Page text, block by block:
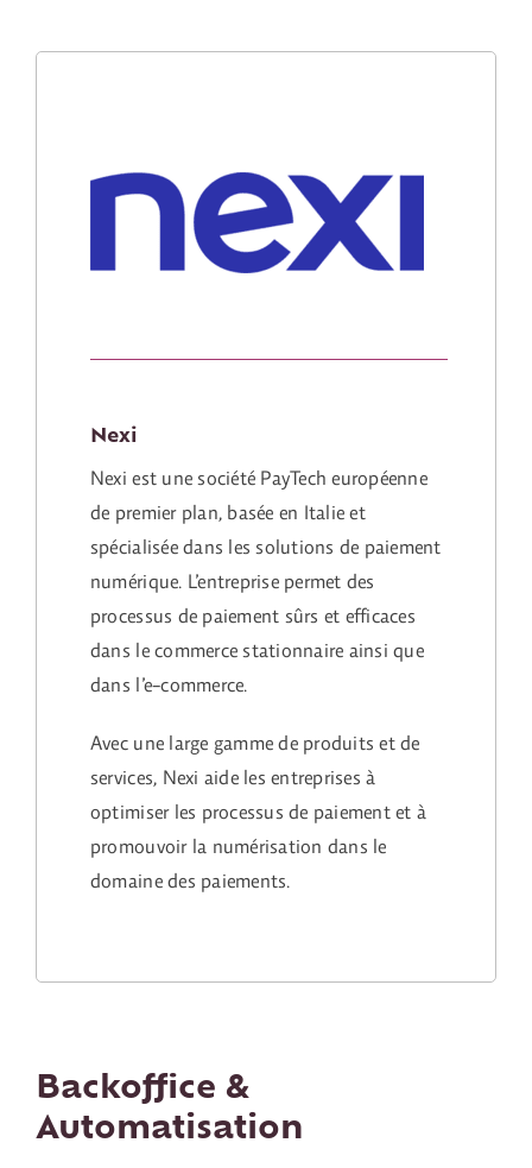
Nexi
Nexi est une société PayTech européenne
de premier plan, basée en Italie et
spécialisée dans les solutions de paiement
numérique. L’entreprise permet des
processus de paiement sûrs et efficaces
dans le commerce stationnaire ainsi que
dans l’e-commerce.
Avec une large gamme de produits et de
services, Nexi aide les entreprises à
optimiser les processus de paiement et à
promouvoir la numérisation dans le
domaine des paiements.
Backoffice &
Automatisation